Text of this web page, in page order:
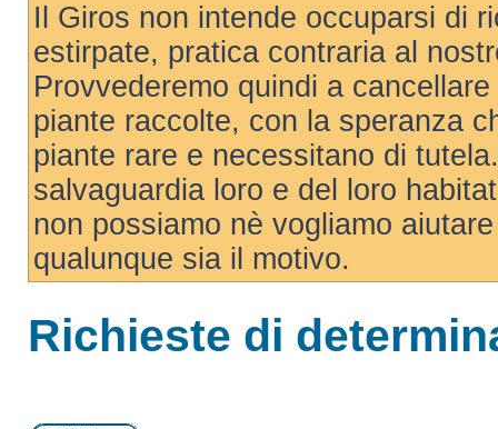
Il Giros non intende occuparsi di
estirpate, pratica contraria al
Provvederemo quindi a
piante raccolte, con la speranza
piante rare e necessitano di
salvaguardia loro e del loro
non possiamo nè vogliamo
qualunque sia il motivo.
Richieste di